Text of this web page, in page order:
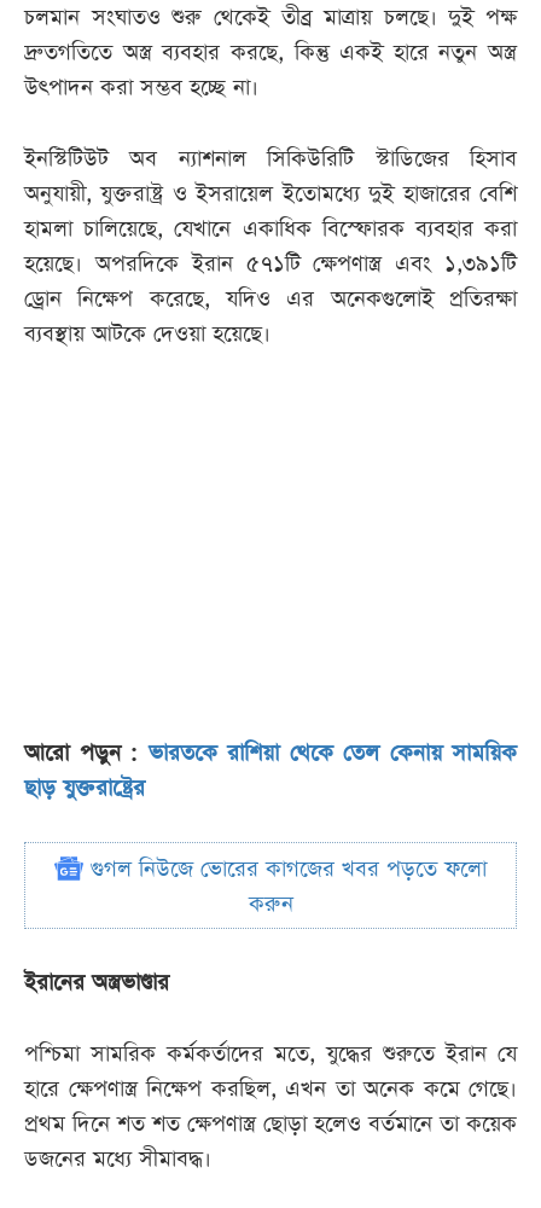
চলমান সংঘাতও শুরু থেকেই তীব্র মাত্রায় চলছে। দুই পক্ষ
দ্রুতগতিতে অস্ত্র ব্যবহার করছে, কিন্তু একই হারে নতুন অস্ত্র
উৎপাদন করা সম্ভব হচ্ছে না।
ইনস্টিটিউট অব ন্যাশনাল সিকিউরিটি স্টাডিজের হিসাব
অনুযায়ী, যুক্তরাষ্ট্র ও ইসরায়েল ইতোমধ্যে দুই হাজারের বেশি
হামলা চালিয়েছে, যেখানে একাধিক বিস্ফোরক ব্যবহার করা
হয়েছে। অপরদিকে ইরান ৫৭১টি ক্ষেপণাস্ত্র এবং ১,৩৯১টি
ড্রোন নিক্ষেপ করেছে, যদিও এর অনেকগুলোই প্রতিরক্ষা
ব্যবস্থায় আটকে দেওয়া হয়েছে।
আরো পড়ুন :ভারতকে রাশিয়া থেকে তেল কেনায় সাময়িক
ছাড় যুক্তরাষ্ট্রের
গুগল নিউজে ভোরের কাগজের খবর পড়তে ফলো
করুন
ইরানের অস্ত্রভাণ্ডার
পশ্চিমা সামরিক কর্মকর্তাদের মতে, যুদ্ধের শুরুতে ইরান যে
হারে ক্ষেপণাস্ত্র নিক্ষেপ করছিল, এখন তা অনেক কমে গেছে।
প্রথম দিনে শত শত ক্ষেপণাস্ত্র ছোড়া হলেও বর্তমানে তা কয়েক
ডজনের মধ্যে সীমাবদ্ধ।